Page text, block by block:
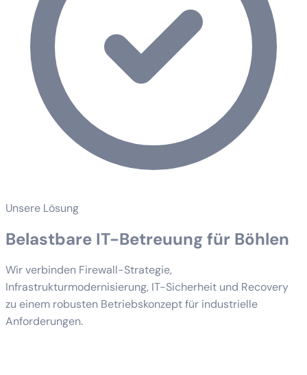
Unsere Lösung
Belastbare IT-Betreuung für Böhlen
Wir verbinden Firewall-Strategie,
Infrastrukturmodernisierung, IT-Sicherheit und Recovery
zu einem robusten Betriebskonzept für industrielle
Anforderungen.